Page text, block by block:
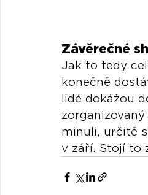
Závěrečné
Jak to tedy
konečně
lidé dokážou
minuli, určitě
v září. Stojí to